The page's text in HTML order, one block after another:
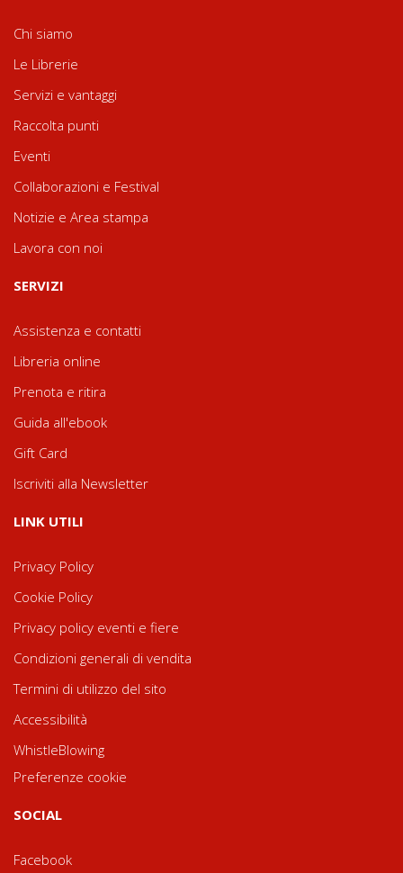
Chi siamo
Le Librerie
Servizi e vantaggi
Raccolta punti
Eventi
Collaborazioni e Festival
Notizie e Area stampa
Lavora con noi
SERVIZI
Assistenza e contatti
Libreria online
Prenota e ritira
Guida all'ebook
Gift Card
Iscriviti alla Newsletter
LINK UTILI
Privacy Policy
Cookie Policy
Privacy policy eventi e fiere
Condizioni generali di vendita
Termini di utilizzo del sito
Accessibilità
WhistleBlowing
Preferenze cookie
SOCIAL
Facebook